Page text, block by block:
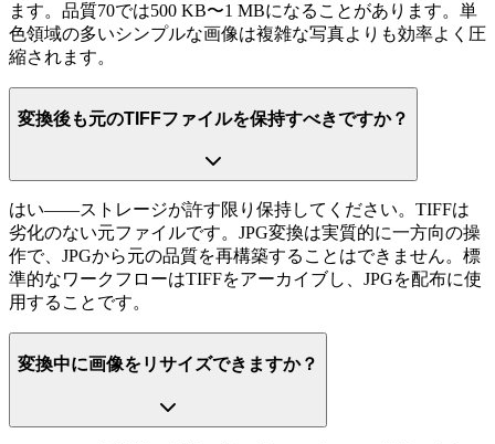
ます。品質70では500 KB〜1 MBになることがあります。単
色領域の多いシンプルな画像は複雑な写真よりも効率よく圧
縮されます。
変換後も元のTIFFファイルを保持すべきですか？
はい——ストレージが許す限り保持してください。TIFFは
劣化のない元ファイルです。JPG変換は実質的に一方向の操
作で、JPGから元の品質を再構築することはできません。標
準的なワークフローはTIFFをアーカイブし、JPGを配布に使
用することです。
変換中に画像をリサイズできますか？